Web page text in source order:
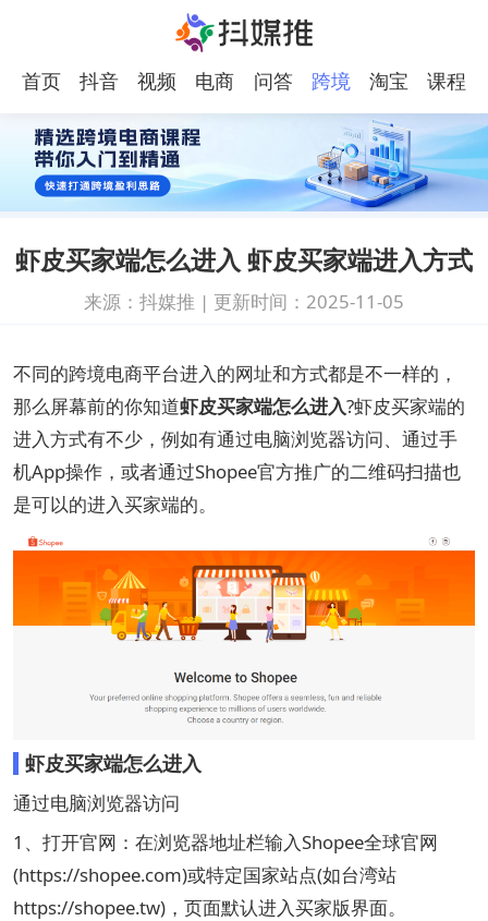
首页 抖音
视频
电商 问答
跨境
电商
淘宝 课程
虾皮买家端怎么进入 虾皮买家端进入方式
来源：抖媒推 | 更新时间：2025-11-05
不同的跨境电商平台进入的网址和方式都是不一样的，
那么屏幕前的你知道虾皮买家端怎么进入?虾皮买家端的
进入方式有不少，例如有通过电脑浏览器访问、通过手
机App操作，或者通过Shopee官方推广的二维码扫描也
是可以的进入买家端的。
虾皮买家端怎么进入
通过电脑浏览器访问
1、打开官网：在浏览器地址栏输入Shopee全球官网
(https://shopee.com)或特定国家站点(如台湾站
https://shopee.tw)，页面默认进入买家版界面。